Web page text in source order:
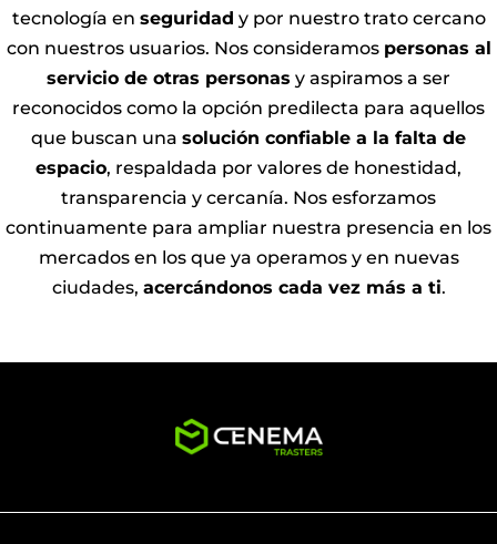
tecnología en seguridad y por nuestro trato cercano
con nuestros usuarios. Nos consideramos personas al
servicio de otras personas y aspiramos a ser
reconocidos como la opción predilecta para aquellos
que buscan una solución confiable a la falta de
espacio, respaldada por valores de honestidad,
transparencia y cercanía. Nos esforzamos
continuamente para ampliar nuestra presencia en los
mercados en los que ya operamos y en nuevas
ciudades, acercándonos cada vez más a ti.